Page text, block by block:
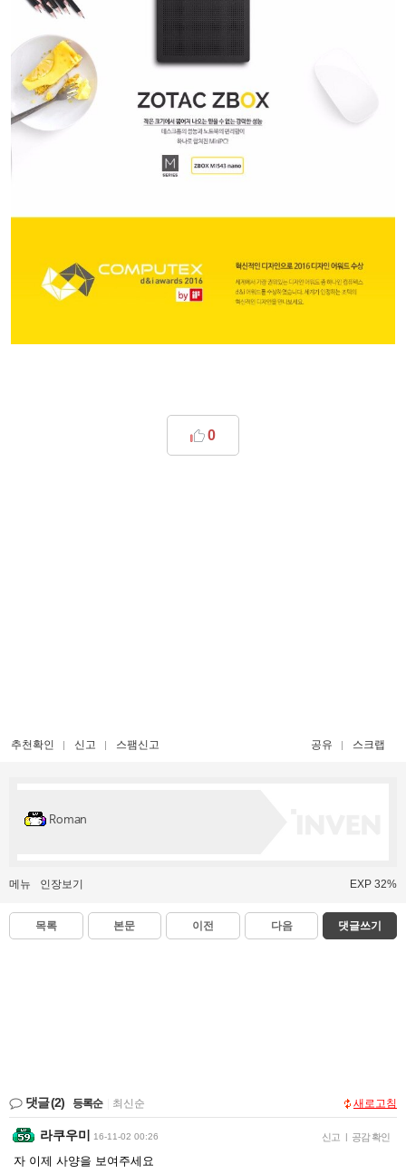
0
추천확인 신고 스팸신고 공유 스크랩
Roman
메뉴 인장보기 EXP 32%
목록 본문 이전 다음 댓글쓰기
댓글(2) 등록순 최신순 새로고침
라쿠우미 16-11-02 00:26 신고 공감 확인
자 이제 사양을 보여주세요